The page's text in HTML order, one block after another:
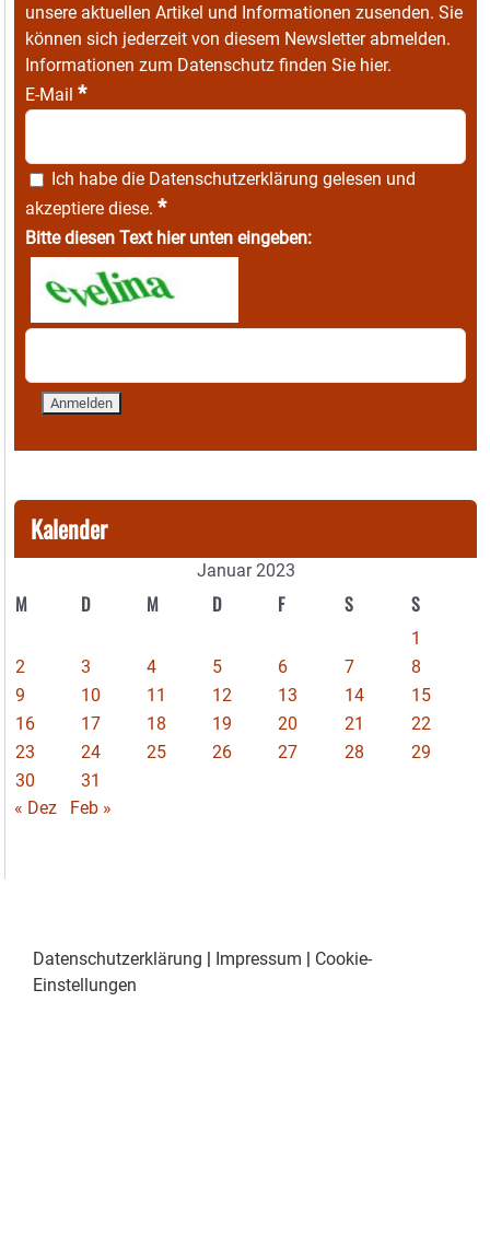
unsere aktuellen Artikel und Informationen zusenden. Sie
können sich jederzeit von diesem Newsletter abmelden.
Informationen zum Datenschutz finden Sie hier.
E-Mail *
Ich habe die Datenschutzerklärung gelesen und
akzeptiere diese. *
Bitte diesen Text hier unten eingeben:
Kalender
Januar 2023
M D M D F S S
1
2
3 4 5 6 7
8
9
10 11 12 13 14
15
16
17 18 19 20 21
22
23
24 25 26 27 28
29
30
31
« Dez
Feb »
Datenschutzerklärung | Impressum | Cookie-
Einstellungen